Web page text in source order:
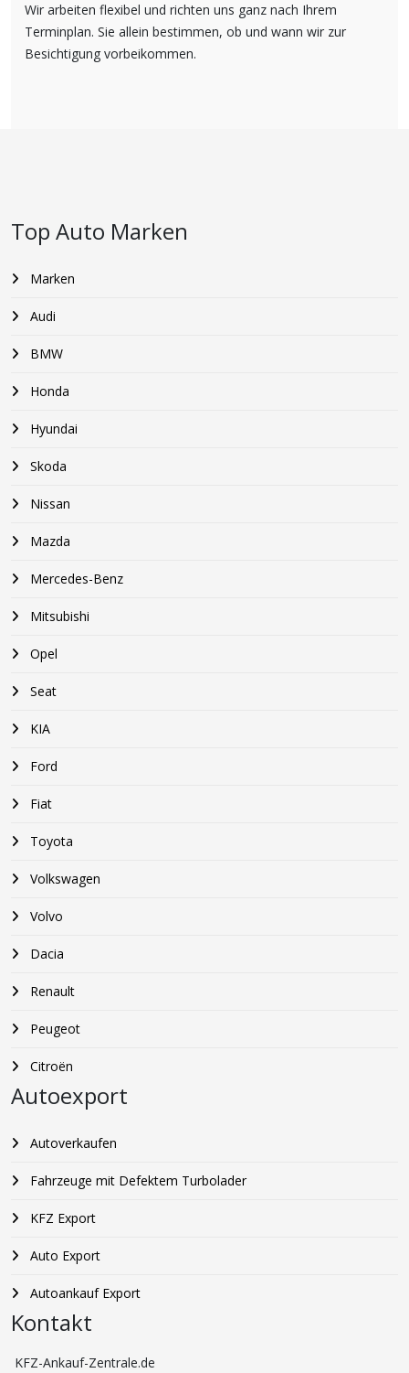
Wir arbeiten flexibel und richten uns ganz nach Ihrem
Terminplan. Sie allein bestimmen, ob und wann wir zur
Besichtigung vorbeikommen.
Top Auto Marken
Marken
Audi
BMW
Honda
Hyundai
Skoda
Nissan
Mazda
Mercedes-Benz
Mitsubishi
Opel
Seat
KIA
Ford
Fiat
Toyota
Volkswagen
Volvo
Dacia
Renault
Peugeot
Citroën
Autoexport
Autoverkaufen
Fahrzeuge mit Defektem Turbolader
KFZ Export
Auto Export
Autoankauf Export
Kontakt
KFZ-Ankauf-Zentrale.de